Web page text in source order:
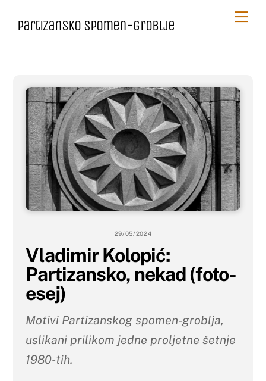
Partizansko spomen-groblje
29/05/2024
Vladimir Kolopić:
Partizansko, nekad (foto-
esej)
Motivi Partizanskog spomen-groblja,
uslikani prilikom jedne proljetne šetnje
1980-tih.